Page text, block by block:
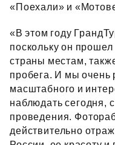
«Поехали» и
«В этом году
поскольку он
страны местам,
пробега. И мы очень
масштабного и
наблюдать сегодня,
проведения.
действительно